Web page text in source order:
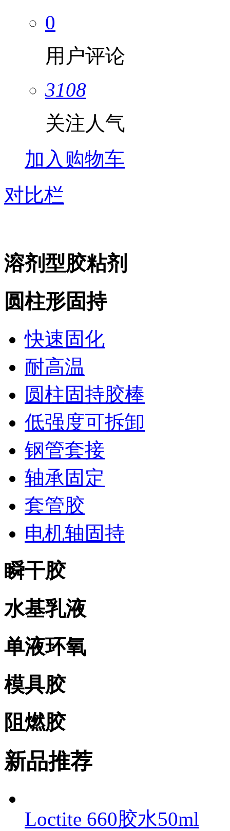
0
用户评论
3108
关注人气
加入购物车
对比栏
溶剂型胶粘剂
圆柱形固持
快速固化
耐高温
圆柱固持胶棒
低强度可拆卸
钢管套接
轴承固定
套管胶
电机轴固持
瞬干胶
水基乳液
单液环氧
模具胶
阻燃胶
新品推荐
Loctite 660胶水50ml